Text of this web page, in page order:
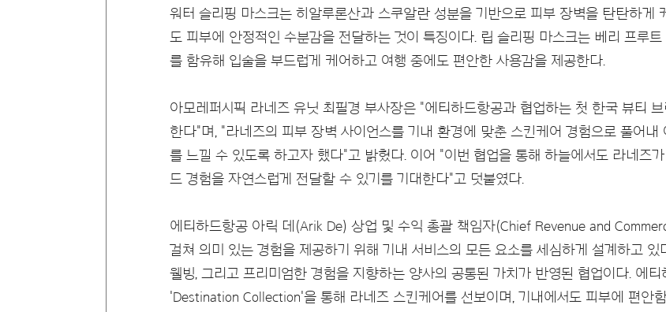
워터 슬리핑 마스크는 히알루론산과 스쿠알란 성분을 기반으로 피부 장벽을 탄탄하게
도 피부에 안정적인 수분감을 전달하는 것이 특징이다. 립 슬리핑 마스크는 베리 프루
를 함유해 입술을 부드럽게 케어하고 여행 중에도 편안한 사용감을 제공한다.
아모레퍼시픽 라네즈 유닛 최필경 부사장은 "에티하드항공과 협업하는 첫 한국 뷰티
한다"며, "라네즈의 피부 장벽 사이언스를 기내 환경에 맞춘 스킨케어 경험으로 풀어내
를 느낄 수 있도록 하고자 했다"고 밝혔다. 이어 "이번 협업을 통해 하늘에서도 라네즈가
드 경험을 자연스럽게 전달할 수 있기를 기대한다"고 덧붙였다.
에티하드항공 아릭 데(Arik De) 상업 및 수익 총괄 책임자(Chief Revenue and
걸쳐 의미 있는 경험을 제공하기 위해 기내 서비스의 모든 요소를 세심하게 설계하고
웰빙, 그리고 프리미엄한 경험을 지향하는 양사의 공통된 가치가 반영된 협업이다. 에
'Destination Collection'을 통해 라네즈 스킨케어를 선보이며, 기내에서도 피부에 편안